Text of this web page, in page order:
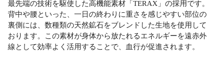
最先端の技術を駆使した高機能素材「TERAX」の採用です。
背中や腰といった、一日の終わりに重さを感じやすい部位の
裏側には、数種類の天然鉱石をブレンドした生地を使用して
おります。この素材が身体から放たれるエネルギーを遠赤外
線として効率よく活用することで、血行が促進されます。